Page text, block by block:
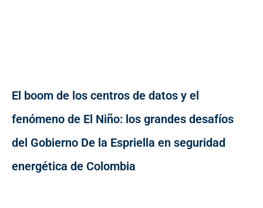
El boom de los centros de datos y el
fenómeno de El Niño: los grandes desafíos
del Gobierno De la Espriella en seguridad
energética de Colombia